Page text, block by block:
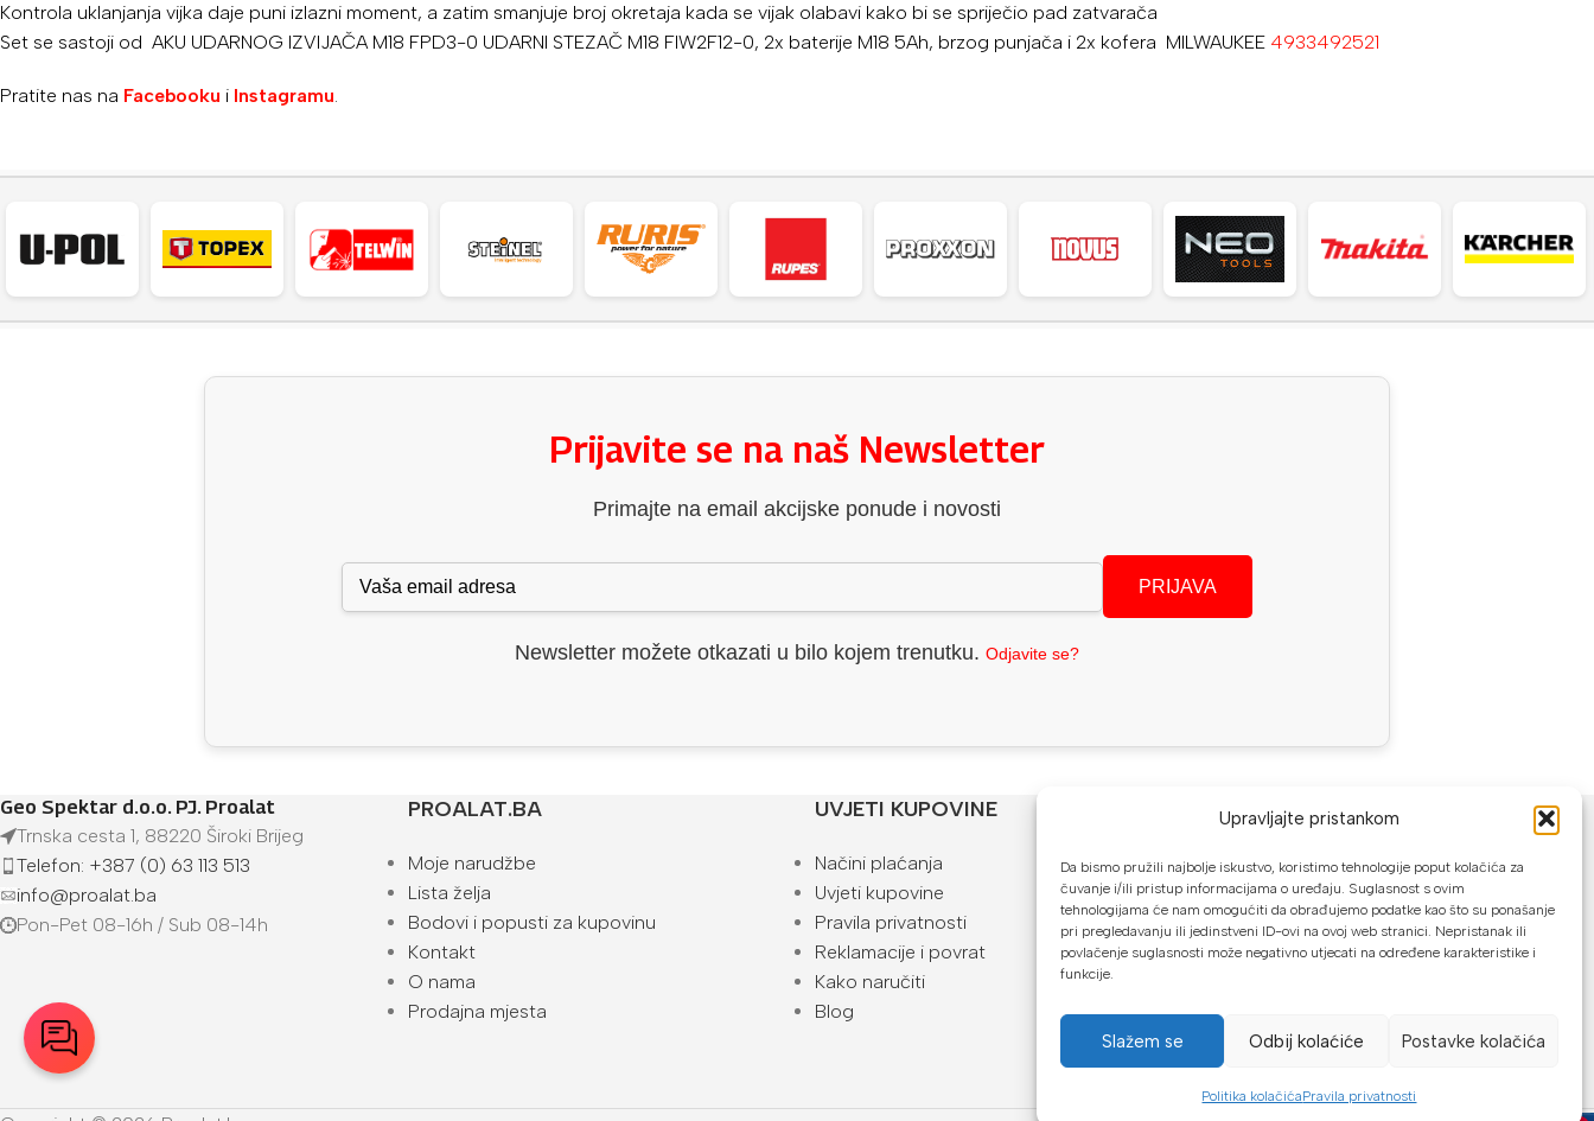
Upravljajte pristankom
Da bismo pružili najbolje iskustvo, koristimo tehnologije poput kolačića za
čuvanje i/ili pristup informacijama o uređaju. Suglasnost s ovim
tehnologijama će nam omogućiti da obrađujemo podatke kao što su ponašanje
pri pregledavanju ili jedinstveni ID-ovi na ovoj web stranici. Nepristanak ili
povlačenje suglasnosti može negativno utjecati na određene karakteristike i
funkcije.
Slažem se Odbij kolaćiće Postavke kolačića
Politika kolačićaPravila privatnosti
Kontrola uklanjanja vijka daje puni izlazni moment, a zatim smanjuje broj okretaja kada se vijak olabavi kako bi se spriječio pad zatvarača
Set se sastoji od AKU UDARNOG IZVIJAČA M18 FPD3-0 UDARNI STEZAČ M18 FIW2F12-0, 2x baterije M18 5Ah, brzog punjača i 2x kofera MILWAUKEE 4933492521
Pratite nas na Facebooku i Instagramu.
Prijavite se na naš Newsletter
Primajte na email akcijske ponude i novosti
PRIJAVA
Newsletter možete otkazati u bilo kojem trenutku. Odjavite se?
Geo Spektar d.o.o. PJ. Proalat
Trnska cesta 1, 88220 Široki Brijeg
Telefon: +387 (0) 63 113 513
info@proalat.ba
Pon-Pet 08-16h / Sub 08-14h
PROALAT.BA
Moje narudžbe
Lista želja
Bodovi i popusti za kupovinu
Kontakt
O nama
Prodajna mjesta
UVJETI KUPOVINE
Načini plaćanja
Uvjeti kupovine
Pravila privatnosti
Reklamacije i povrat
Kako naručiti
Blog
NAČINI PLAĆANJA
U našoj web trgovini možete platiti:
Kreditnim karticama jednokratno ili do
24 rate
Gotovinom prilikom preuzimanja
Mikrofin do 18 rata